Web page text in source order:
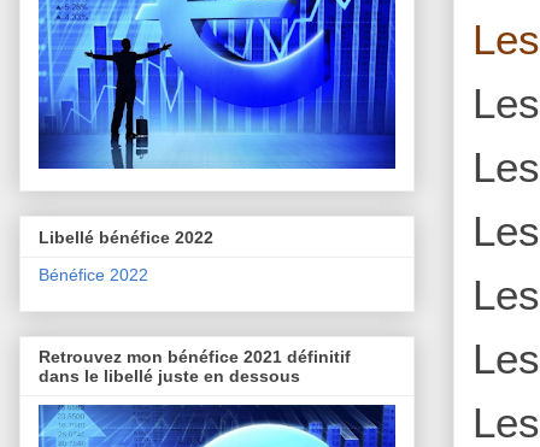
Libellé bénéfice 2022
Bénéfice 2022
Retrouvez mon bénéfice 2021 définitif
dans le libellé juste en dessous